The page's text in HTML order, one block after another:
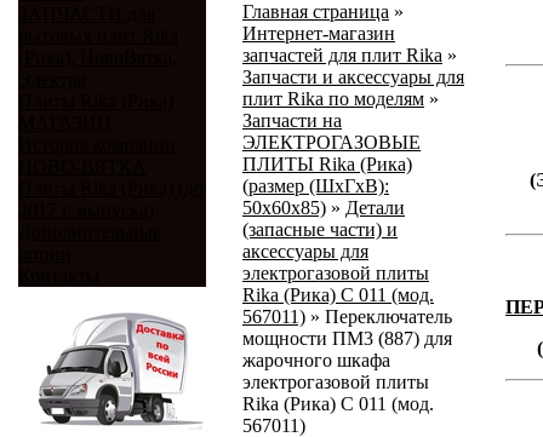
Главная страница »
Интернет-магазин
запчастей для плит Rika »
Запчасти и аксессуары для
плит Rika по моделям »
Запчасти на
ЭЛЕКТРОГАЗОВЫЕ
ПЛИТЫ Rika (Рика)
(размер (ШхГхВ):
50х60х85) » Детали
(запасные части) и
аксессуары для
электрогазовой плиты
Rika (Рика) С 011 (мод.
567011) » Переключатель
мощности ПМ3 (887) для
жарочного шкафа
электрогазовой плиты
Rika (Рика) С 011 (мод.
567011)